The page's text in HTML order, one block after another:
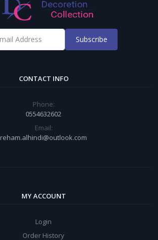
Subscribe
CONTACT INFO
Phone:
0554632602
Email:
reham.alhindi@outlook.com
MY ACCOUNT
Login
Order History